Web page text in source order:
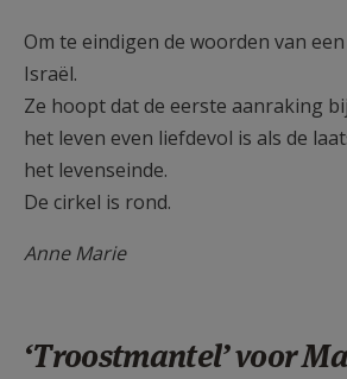
Om te eindigen de woorden van
Israël.
Ze hoopt dat de eerste aanraking
het leven even liefdevol is als de
het levenseinde.
De cirkel is rond.
Anne Marie
‘Troostmantel’ voor